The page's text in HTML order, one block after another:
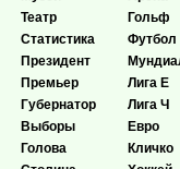
Театр
Статистика
Президент
Премьер
Губернатор
Выборы
Голова
Гольф
Футбол
Лига Е
Лига Ч
Евро
Кличко